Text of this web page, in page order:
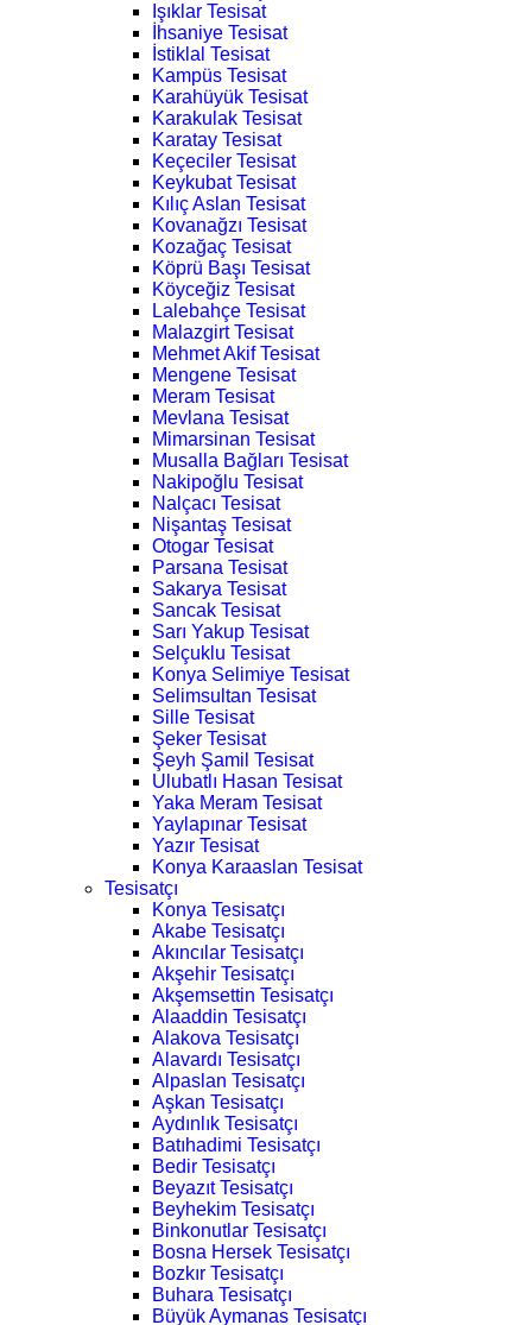
Işıklar Tesisat
İhsaniye Tesisat
İstiklal Tesisat
Kampüs Tesisat
Karahüyük Tesisat
Karakulak Tesisat
Karatay Tesisat
Keçeciler Tesisat
Keykubat Tesisat
Kılıç Aslan Tesisat
Kovanağzı Tesisat
Kozağaç Tesisat
Köprü Başı Tesisat
Köyceğiz Tesisat
Lalebahçe Tesisat
Malazgirt Tesisat
Mehmet Akif Tesisat
Mengene Tesisat
Meram Tesisat
Mevlana Tesisat
Mimarsinan Tesisat
Musalla Bağları Tesisat
Nakipoğlu Tesisat
Nalçacı Tesisat
Nişantaş Tesisat
Otogar Tesisat
Parsana Tesisat
Sakarya Tesisat
Sancak Tesisat
Sarı Yakup Tesisat
Selçuklu Tesisat
Konya Selimiye Tesisat
Selimsultan Tesisat
Sille Tesisat
Şeker Tesisat
Şeyh Şamil Tesisat
Ulubatlı Hasan Tesisat
Yaka Meram Tesisat
Yaylapınar Tesisat
Yazır Tesisat
Konya Karaaslan Tesisat
Tesisatçı
Konya Tesisatçı
Akabe Tesisatçı
Akıncılar Tesisatçı
Akşehir Tesisatçı
Akşemsettin Tesisatçı
Alaaddin Tesisatçı
Alakova Tesisatçı
Alavardı Tesisatçı
Alpaslan Tesisatçı
Aşkan Tesisatçı
Aydınlık Tesisatçı
Batıhadimi Tesisatçı
Bedir Tesisatçı
Beyazıt Tesisatçı
Beyhekim Tesisatçı
Binkonutlar Tesisatçı
Bosna Hersek Tesisatçı
Bozkır Tesisatçı
Buhara Tesisatçı
Büyük Aymanas Tesisatçı